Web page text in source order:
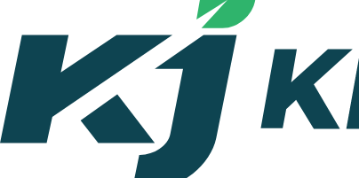
ସଫଳ କାହାଣୀ
ଲକ୍ଷ ଲକ୍ଷ ଚାଷୀ
ରଞ୍ଜନ ଦାସ